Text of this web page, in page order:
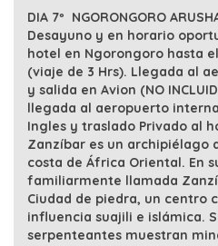
DIA 7º NGORONGORO
Desayuno y en horario
hotel en Ngorongoro hasta
(viaje de 3 Hrs). Llegada al
y salida en Avion (NO
llegada al aeropuerto
Ingles y traslado Privado al
Zanzíbar es un archipiélago
costa de África Oriental. En
familiarmente llamada
Ciudad de piedra, un centro
influencia suajili e islámica.
serpenteantes muestran